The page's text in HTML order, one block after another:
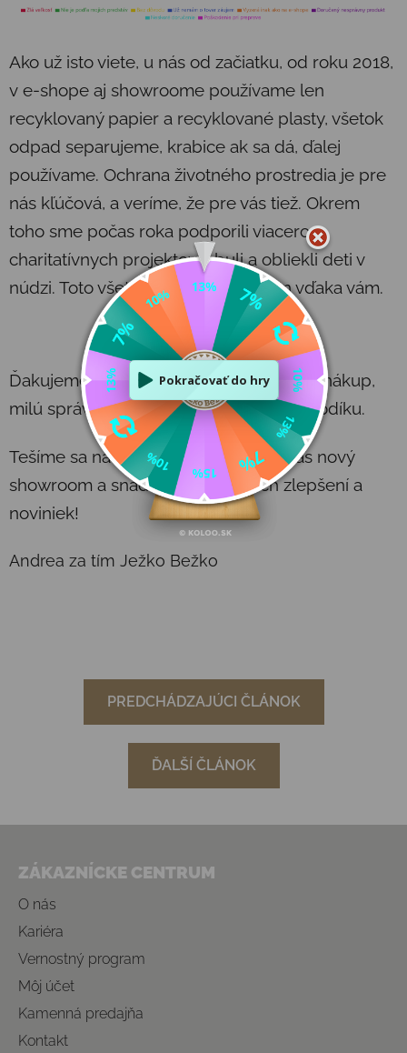
Ako už isto viete, u nás od začiatku, od roku 2018,
v e-shope aj showroome používame len
recyklovaný papier a recyklované plasty, všetok
odpad separujeme, krabice ak sa dá, ďalej
používame. Ochrana životného prostredia je pre
nás kľúčová, a veríme, že pre vás tiež. Okrem
toho sme počas roka podporili viacero
charitatívnych projektov, obuli a obliekli deti v
núdzi. Toto všetko môžeme robiť len vďaka vám.
Ďakujeme za Vašu priazeň, každý jeden nákup,
milú správu, či prehodené slovo v obchodíku.
Tešíme sa na ďalší rok s vami, čaká nás nový
showroom a snáď aj kopec ďalších zlepšení a
noviniek!
Andrea za tím Ježko Bežko
PREDCHÁDZAJÚCI ČLÁNOK
ĎALŠÍ ČLÁNOK
ZÁKAZNÍCKE CENTRUM
O nás
Kariéra
Vernostný program
Môj účet
Kamenná predajňa
Kontakt